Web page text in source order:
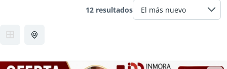
12 resultados